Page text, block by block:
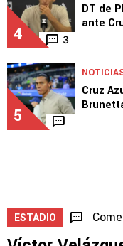
4 3
DT de
ante
5
Cruz
ESTADIO